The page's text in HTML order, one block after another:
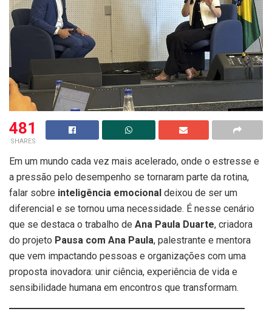
481
SHARES
Em um mundo cada vez mais acelerado, onde o estresse e
a pressão pelo desempenho se tornaram parte da rotina,
falar sobre inteligência emocional deixou de ser um
diferencial e se tornou uma necessidade. É nesse cenário
que se destaca o trabalho de Ana Paula Duarte, criadora
do projeto Pausa com Ana Paula, palestrante e mentora
que vem impactando pessoas e organizações com uma
proposta inovadora: unir ciência, experiência de vida e
sensibilidade humana em encontros que transformam.